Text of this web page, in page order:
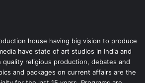
house having big vision to produce
have state of art studios in India and
quality religious production, debates and
and packages on current affairs are the